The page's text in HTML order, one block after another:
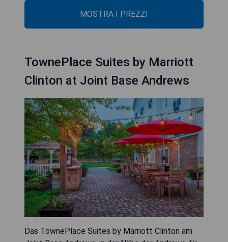
MOSTRA I PREZZI
TownePlace Suites by Marriott
Clinton at Joint Base Andrews
Das TownePlace Suites by Marriott Clinton am